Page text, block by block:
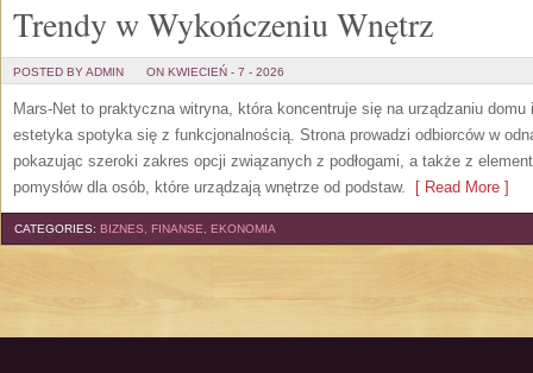
Trendy w Wykończeniu Wnętrz
POSTED BY ADMIN ON KWIECIEŃ - 7 - 2026
Mars-Net to praktyczna witryna, która koncentruje się na urządzaniu
estetyka spotyka się z funkcjonalnością. Strona prowadzi odbiorców w
pokazując szeroki zakres opcji związanych z podłogami, a także z
pomysłów dla osób, które urządzają wnętrze od podstaw. [ Read More ]
CATEGORIES: BIZNES, FINANSE, EKONOMIA